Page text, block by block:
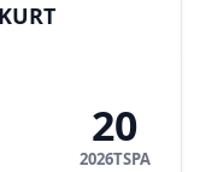
20
2026TSPA